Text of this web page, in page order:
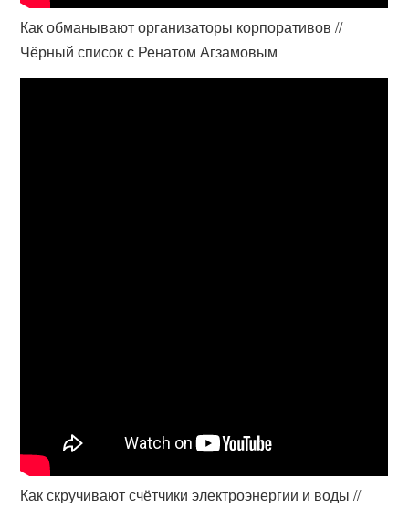
Как обманывают организаторы корпоративов //
Чёрный список с Ренатом Агзамовым
Как скручивают счётчики электроэнергии и воды //